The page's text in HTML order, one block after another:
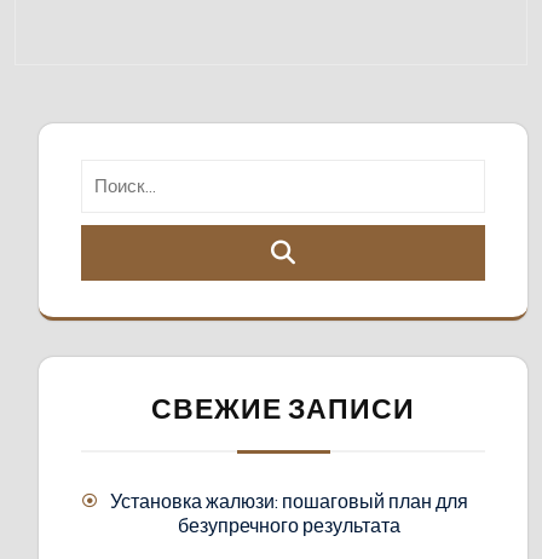
СВЕЖИЕ ЗАПИСИ
Установка жалюзи: пошаговый план для
безупречного результата